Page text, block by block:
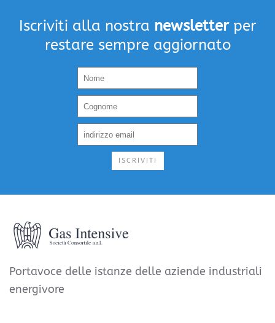
Iscriviti alla nostra newsletterper
restare sempre aggiornato
ISCRIVITI
Portavoce delle istanze delle aziende industriali
energivore